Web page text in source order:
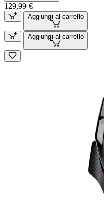
129,99 €
Aggiungi al carrello
Aggiungi al carrello